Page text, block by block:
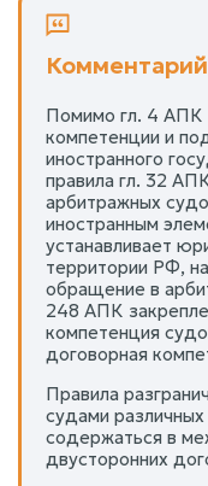
Помимо гл. 4
компетенции и
иностранного
правила гл. 32
арбитражных
иностранным
устанавливает
территории РФ,
обращение в
248 АПК
компетенция
договорная
Правила
судами
содержаться в
двусторонних